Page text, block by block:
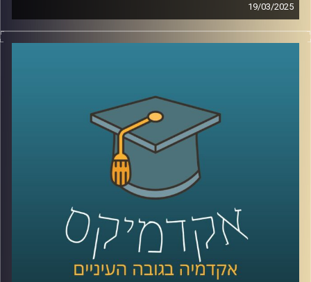
19/03/2025
כבר כמה שנים שאנחנו חיים בחוסר ודאות, מהקורונה, דרך
הרפורמה המשפטית ועד המלחמה הנוכחית, ואפשר לומר
הישראלים ממשיכים לצרוך, לפעמים אפילו יותר. למה זה
קורה? אילו הטיות פסיכולוגיות גורמות לנו להוציא כסף גם
כשאנחנו יודעים שזה לא בהכרח הדבר הנכון? איך חברות
וממשלות מנצלות את זה לטובתן, ומה אנחנו יכולים לעשות כדי
להתנהל כלכלית בצורה חכמה יותר, במיוחד כשנדמה שהכל
אז כדי לדבר על כל אלו ויותר הצטרפה אלינו פרופ׳ מורן אופיר,
חברת סגל בבית הספר הארי רדזינר למשפטים באוניברסיטת
קרדיט תמונות:AudioVersity